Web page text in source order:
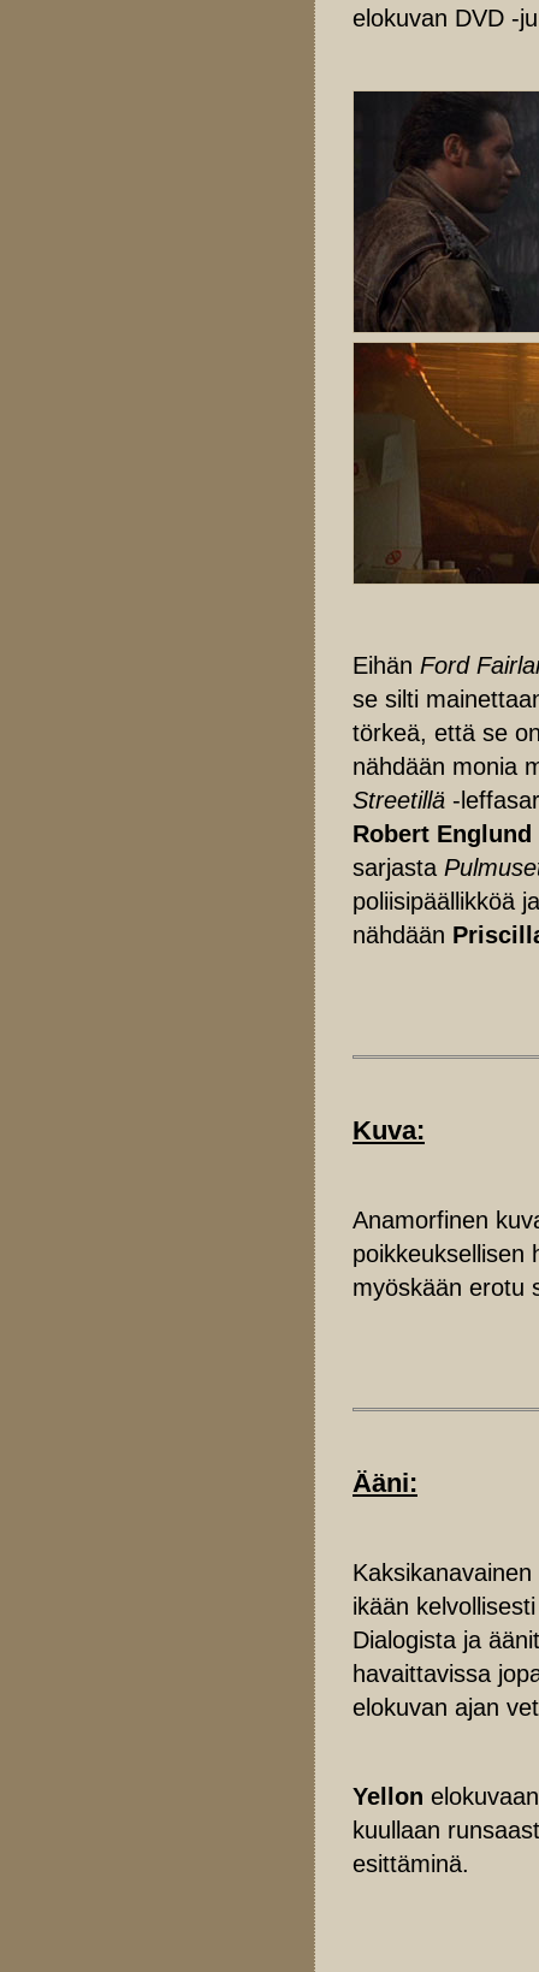
elokuvan DVD -
Eihän Ford
se silti
törkeä, että se
nähdään monia
Streetillä -
Robert Englund
sarjasta
poliisipäällikköä
nähdään
Kuva:
Anamorfinen
poikkeuksellisen
myöskään erotu
Ääni:
ikään
Dialogista ja
havaittavissa
elokuvan ajan
Yellon
kuullaan
esittäminä.